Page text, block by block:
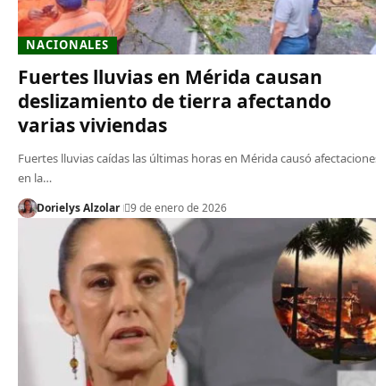
NACIONALES
Fuertes lluvias en Mérida causan
deslizamiento de tierra afectando
varias viviendas
Fuertes lluvias caídas las últimas horas en Mérida causó
en la…
Dorielys Alzolar 9 de enero de 2026